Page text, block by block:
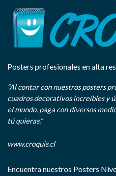
Posters profesionales en alta
“Al contar con nuestros posters
cuadros decorativos increíbles y
el mundo, paga con diversos
tú quieras.”
www.croquis.cl
Encuentra nuestros Posters